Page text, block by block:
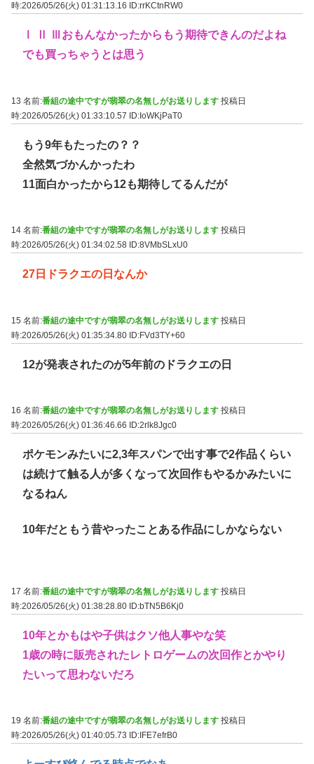
時:2026/05/26(火) 01:31:13.16
ID:rrKCtnRW0
Ⅰ Ⅱ Ⅲおもんなかったからもう期待できんのだよね
でも買っちゃうとは思う
13 名前:番組の途中ですが翡翠の名無しがお送りします 投稿日
時:2026/05/26(火) 01:33:10.57 ID:IoWKjPaT0
もう9年もたったの？？
全然気づかんかったわ
11面白かったから12も期待してるんだが
14 名前:番組の途中ですが翡翠の名無しがお送りします 投稿日
時:2026/05/26(火) 01:34:02.58 ID:8VMbSLxU0
27日ドラクエの日なんか
15 名前:番組の途中ですが翡翠の名無しがお送りします 投稿日
時:2026/05/26(火) 01:35:34.80 ID:FVd3TY+60
12が発表されたのが5年前のドラクエの日
16 名前:番組の途中ですが翡翠の名無しがお送りします 投稿日
時:2026/05/26(火) 01:36:46.66
ID:2rlk8Jgc0
ポケモンみたいに2,3年スパンで出す事で2作品くらい
は続けて触る人が多くなって次回作もやるかみたいに
なるねん
10年だともう昔やったことある作品にしかならない
17 名前:番組の途中ですが翡翠の名無しがお送りします 投稿日
時:2026/05/26(火) 01:38:28.80 ID:bTN5B6Kj0
10年とかもはや子供はクソ他人事やな笑
1歳の時に販売されたレトロゲームの次回作とかやり
たいって思わないだろ
19 名前:番組の途中ですが翡翠の名無しがお送りします 投稿日
時:2026/05/26(火) 01:40:05.73
ID:IFE7efrB0